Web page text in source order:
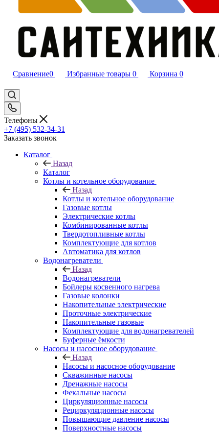
Сравнение0 Избранные товары 0 Корзина 0
Телефоны
+7 (495) 532‑34‑31
Заказать звонок
Каталог
Назад
Каталог
Котлы и котельное оборудование
Назад
Котлы и котельное оборудование
Газовые котлы
Электрические котлы
Комбинированные котлы
Твердотопливные котлы
Комплектующие для котлов
Автоматика для котлов
Водонагреватели
Назад
Водонагреватели
Бойлеры косвенного нагрева
Газовые колонки
Накопительные электрические
Проточные электрические
Накопительные газовые
Комплектующие для водонагревателей
Буферные ёмкости
Насосы и насосное оборудование
Назад
Насосы и насосное оборудование
Скважинные насосы
Дренажные насосы
Фекальные насосы
Циркуляционные насосы
Рециркуляционные насосы
Повышающие давление насосы
Поверхностные насосы